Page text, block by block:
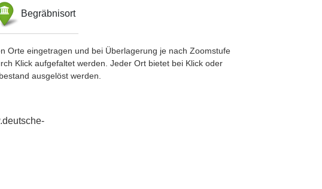
Begräbnisort
Orte eingetragen und bei Überlagerung je nach Zoomstufe
Klick aufgefaltet werden. Jeder Ort bietet bei Klick oder
ausgelöst werden.